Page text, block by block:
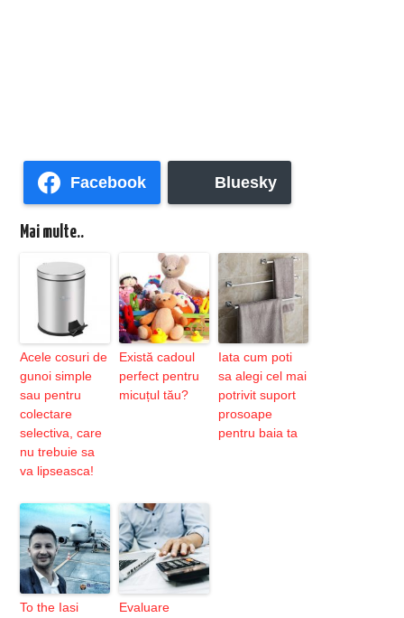
Facebook Bluesky
Mai multe..
Acele cosuri de
gunoi simple
sau pentru
colectare
selectiva, care
nu trebuie sa
va lipseasca!
Există cadoul
perfect pentru
micuțul tău?
Iata cum poti
sa alegi cel mai
potrivit suport
prosoape
pentru baia ta
To the Iasi
Evaluare